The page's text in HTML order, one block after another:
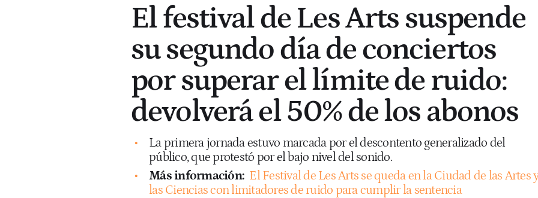
El festival de Les Arts suspende
su segundo día de conciertos
por superar el límite de ruido:
devolverá el 50% de los abonos
La primera jornada estuvo marcada por el descontento generalizado del
público, que protestó por el bajo nivel del sonido.
Más información: El Festival de Les Arts se queda en la Ciudad de las Artes
las Ciencias con limitadores de ruido para cumplir la sentencia